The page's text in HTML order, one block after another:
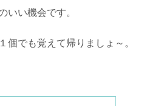
いい機会です。
個でも覚えて帰りましょ～。